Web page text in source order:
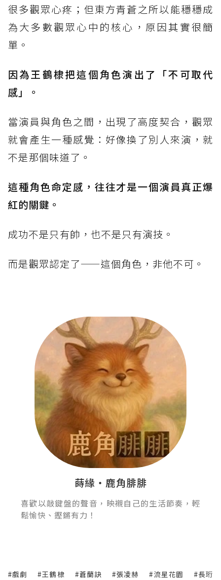
很多觀眾心疼；但東方青蒼之所以能穩穩成
為大多數觀眾心中的核心，原因其實很簡
單。
因為王鶴棣把這個角色演出了「不可取代
感」。
當演員與角色之間，出現了高度契合，觀眾
就會產生一種感覺：好像換了別人來演，就
不是那個味道了。
這種角色命定感，往往才是一個演員真正爆
紅的關鍵。
成功不是只有帥，也不是只有演技。
而是觀眾認定了——這個角色，非他不可。
蒔緣‧鹿角腓腓
喜歡以敲鍵盤的聲音，映襯自己的生活節奏，輕
鬆愉快、鏗鏘有力！
#戲劇 #王鶴棣 #蒼蘭訣 #張凌赫 #流星花園
#長珩